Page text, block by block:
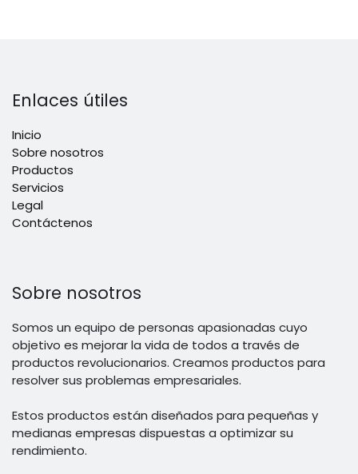
Enlaces útiles
Inicio
Sobre nosotros
Productos
Servicios
Legal
Contáctenos
Sobre nosotros
Somos un equipo de personas apasionadas cuyo
objetivo es mejorar la vida de todos a través de
productos revolucionarios. Creamos productos para
resolver sus problemas empresariales.
Estos productos están diseñados para pequeñas y
medianas empresas dispuestas a optimizar su
rendimiento.